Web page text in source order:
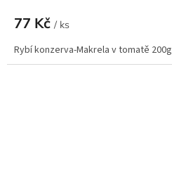
77 Kč / ks
Rybí konzerva-Makrela v tomatě 200g